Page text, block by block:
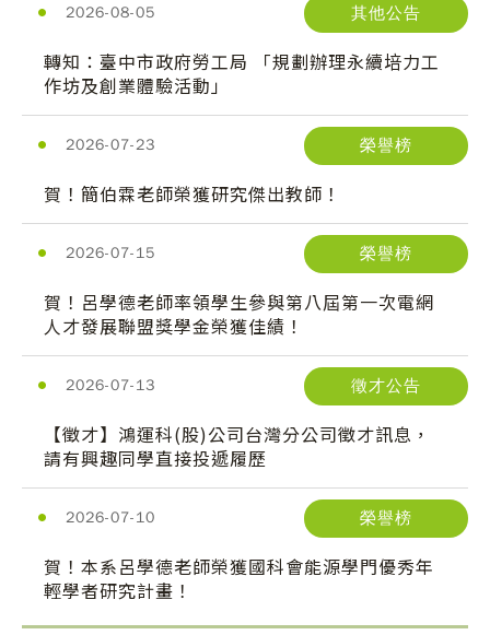
2026-08-05 其他公告
轉知：臺中市政府勞工局 「規劃辦理永續培力工
作坊及創業體驗活動」
2026-07-23 榮譽榜
賀！簡伯霖老師榮獲研究傑出教師！
2026-07-15 榮譽榜
賀！呂學德老師率領學生參與第八屆第一次電網
人才發展聯盟獎學金榮獲佳績！
2026-07-13 徵才公告
【徵才】鴻運科(股)公司台灣分公司徵才訊息，
請有興趣同學直接投遞履歷
2026-07-10 榮譽榜
賀！本系呂學德老師榮獲國科會能源學門優秀年
輕學者研究計畫！